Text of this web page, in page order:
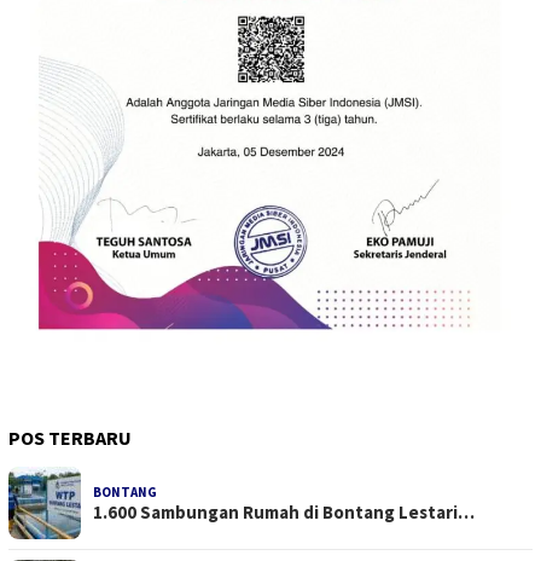
POS TERBARU
BONTANG
1.600 Sambungan Rumah di Bontang Lestari…